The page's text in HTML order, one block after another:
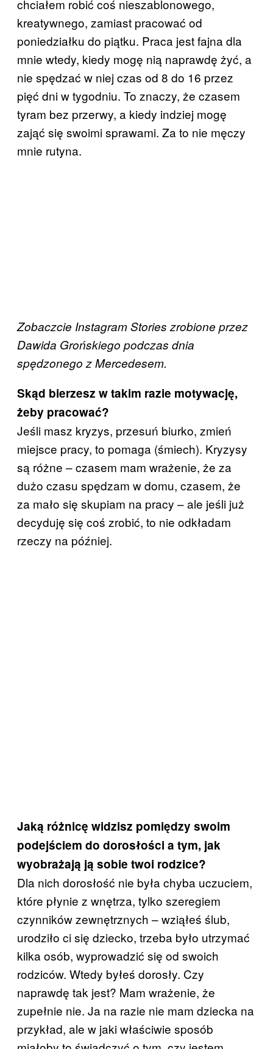
chciałem robić coś nieszablonowego,
kreatywnego, zamiast pracować od
poniedziałku do piątku. Praca jest fajna dla
mnie wtedy, kiedy mogę nią naprawdę żyć, a
nie spędzać w niej czas od 8 do 16 przez
pięć dni w tygodniu. To znaczy, że czasem
tyram bez przerwy, a kiedy indziej mogę
zająć się swoimi sprawami. Za to nie męczy
mnie rutyna.
Zobaczcie Instagram Stories zrobione przez
Dawida Grońskiego podczas dnia
spędzonego z Mercedesem.
Skąd bierzesz w takim razie motywację,
żeby pracować?
Jeśli masz kryzys, przesuń biurko, zmień
miejsce pracy, to pomaga (śmiech). Kryzysy
są różne – czasem mam wrażenie, że za
dużo czasu spędzam w domu, czasem, że
za mało się skupiam na pracy – ale jeśli już
decyduję się coś zrobić, to nie odkładam
rzeczy na później.
Jaką różnicę widzisz pomiędzy swoim
podejściem do dorosłości a tym, jak
wyobrażają ją sobie twoi rodzice?
Dla nich dorosłość nie była chyba uczuciem,
które płynie z wnętrza, tylko szeregiem
czynników zewnętrznych – wziąłeś ślub,
urodziło ci się dziecko, trzeba było utrzymać
kilka osób, wyprowadzić się od swoich
rodziców. Wtedy byłeś dorosły. Czy
naprawdę tak jest? Mam wrażenie, że
zupełnie nie. Ja na razie nie mam dziecka na
przykład, ale w jaki właściwie sposób